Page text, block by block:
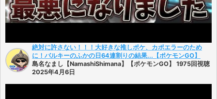
絶対に許さない！！！大好きな推しポケ、カポエラーのため
に！バルキーのふかの日64連割りの結果...【ポケモンGO】
島名なまし【NamashiShimana】【ポケモンGO】 1975回視聴
2025年4月6日